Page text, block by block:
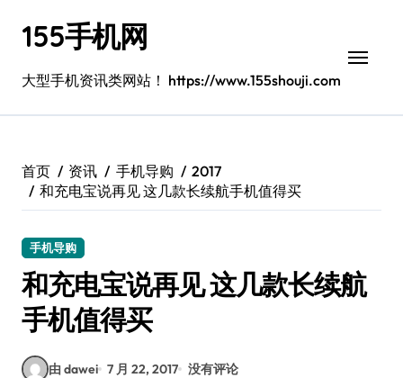
155手机网
大型手机资讯类网站！ https://www.155shouji.com
首页 资讯 手机导购
2017
和充电宝说再见 这几款长续航手机值得买
手机导购
和充电宝说再见 这几款长续航
手机值得买
由 dawei 7 月 22, 2017 没有评论